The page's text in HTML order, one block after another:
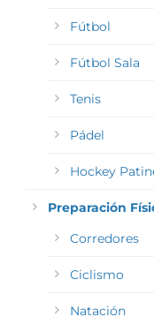
Fútbol
Fútbol Sala
Tenis
Pádel
Hockey
Preparación
Corredores
Ciclismo
Natación